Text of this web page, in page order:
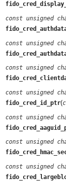
const unsigned
const unsigned
const unsigned
const unsigned
fido_cred_id_ptr(
const unsigned
const unsigned
const unsigned